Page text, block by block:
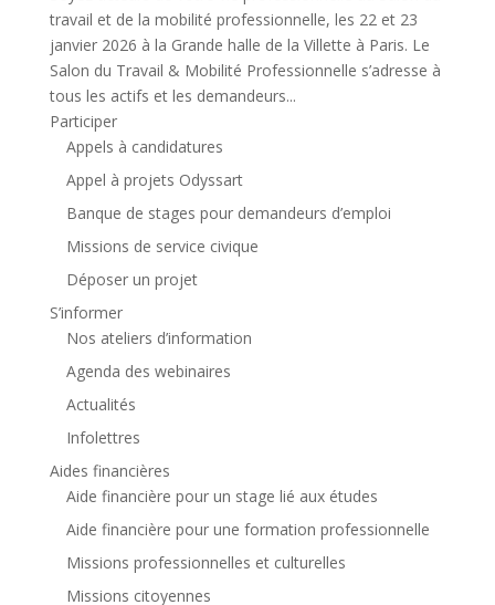
travail et de la mobilité professionnelle, les 22 et 23
janvier 2026 à la Grande halle de la Villette à Paris. Le
Salon du Travail & Mobilité Professionnelle s’adresse à
tous les actifs et les demandeurs...
Participer
Appels à candidatures
Appel à projets Odyssart
Banque de stages pour demandeurs d’emploi
Missions de service civique
Déposer un projet
S’informer
Nos ateliers d’information
Agenda des webinaires
Actualités
Infolettres
Aides financières
Aide financière pour un stage lié aux études
Aide financière pour une formation professionnelle
Missions professionnelles et culturelles
Missions citoyennes